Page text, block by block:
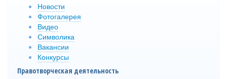
Новости
Фотогалерея
Видео
Символика
Вакансии
Конкурсы
Правотворческая деятельность